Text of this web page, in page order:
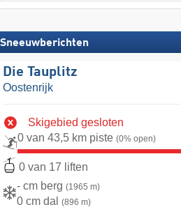
Sneeuwberichten
Die Tauplitz
Oostenrijk
Skigebied gesloten
0 van 43,5 km piste (0% open)
0 van 17 liften
- cm berg (1965 m)
0 cm dal (896 m)